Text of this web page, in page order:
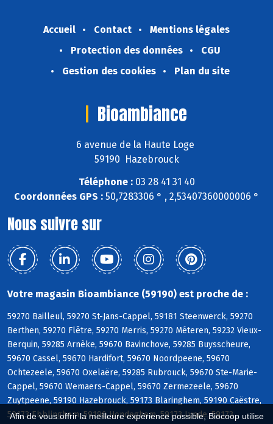
Afin de vous offrir la meilleure expérience possible, Biocoop utilise
Accueil Contact
Mentions légales
Protection des données
CGU
Gestion des cookies
Plan du site
Bioambiance
6 avenue de la Haute Loge
59190 Hazebrouck
Téléphone :03 28 41 31 40
Coordonnées GPS : 50,7283306 ° , 2,53407360000006 °
Nous suivre sur
Votre magasin Bioambiance (59190) est proche de :
59270 Bailleul, 59270 St-Jans-Cappel, 59181 Steenwerck, 59270
Berthen, 59270 Flêtre, 59270 Merris, 59270 Méteren, 59232 Vieux-
Berquin, 59285 Arnèke, 59670 Bavinchove, 59285 Buysscheure,
59670 Cassel, 59670 Hardifort, 59670 Noordpeene, 59670
Ochtezeele, 59670 Oxelaëre, 59285 Rubrouck, 59670 Ste-Marie-
Cappel, 59670 Wemaers-Cappel, 59670 Zermezeele, 59670
Zuytpeene, 59190 Hazebrouck, 59173 Blaringhem, 59190 Caëstre,
59173 Ebblinghem, 59190 Hondeghem, 59173 Lynde, 59173